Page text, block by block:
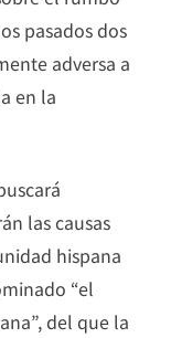
pasados dos
adversa a
en la
las causas
hispana
“el
del que la